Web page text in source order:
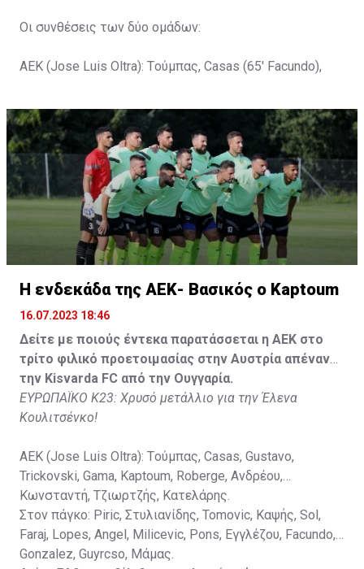
Οι συνθέσεις των δύο ομάδων:
ΑΕΚ (Jose Luis Oltra): Tούμπας, Casas (65' Facundo),
Tomovic), Aνδρέου (65' Angel) , Κωνσταντή (65' Sol),
Τζιωρτζής (65' Faraj), Κατελάρης (65' Milicevic).
Στον πάγκο: Piric, Στυλιανίδης, Tomovic, Καψής, Sol,
Faraj, Lopes, Angel, Milicevic, Pons, Εγγλέζου, Facundo,
Gonzalez, Guyrcso, Μάμας.
Κisvarda FC (Milos Kruscic): Kovacs, Navratil, Raul, Szor,
Lippai, Alic, Kormendi, Makowski, Czekus, Ilievski,
Spasic.
Στον πάγκο: Petkovic, Cipetic, Kovasic, Jovicic, Szeles,
Vida, Otvos, Lucas, Camas, Mesanovic.
H ενδεκάδα της ΑΕΚ- Βασικός ο Kaptoum
16.07.2023 18:46
Δείτε με ποιούς έντεκα παρατάσσεται η ΑΕΚ στο
τρίτο φιλικό προετοιμασίας στην Αυστρία απέναντι
την Kisvarda FC από την Ουγγαρία.
ΕΥΡΩΠΑΪΚΟ Κ23: Χρυσό μετάλλιο για την Έλενα
Κουλιτσένκο!
ΑΕΚ (Jose Luis Oltra): Tούμπας, Casas, Gustavo,
Trickovski, Gama, Κaptoum, Roberge, Aνδρέου,
Κωνσταντή, Τζιωρτζής, Κατελάρης.
Στον πάγκο: Piric, Στυλιανίδης, Tomovic, Καψής, Sol,
Faraj, Lopes, Angel, Milicevic, Pons, Εγγλέζου, Facundo,
Gonzalez, Guyrcso, Μάμας.